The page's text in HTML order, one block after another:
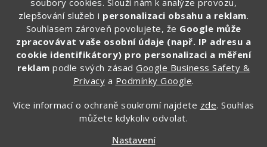
soubory cookies. Slouží nám k analýze provozu,
zlepšování služeb i personalizaci obsahu a reklam.
Souhlasem zároveň povolujete, že Google může
zpracovávat vaše osobní údaje (např. IP adresu a
cookie identifikátory) pro personalizaci a měření
reklam podle svých zásadGoogle Business Safety &
Privacy a Podmínky Google.
Více informací o ochraně soukromí najdete zde. Souhlas
můžete kdykoliv odvolat.
Nastavení
Vytvořil Shoptet